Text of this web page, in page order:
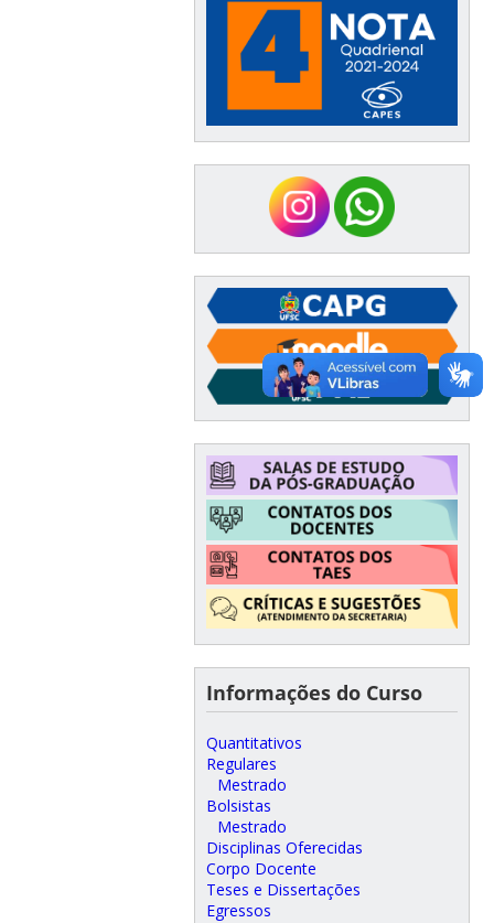
Informações do Curso
Quantitativos
Regulares
Mestrado
Bolsistas
Mestrado
Disciplinas Oferecidas
Corpo Docente
Teses e Dissertações
Egressos